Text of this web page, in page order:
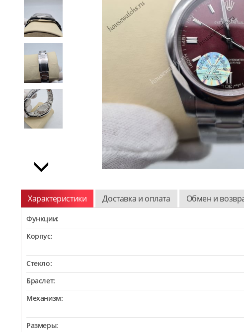
Характеристики Доставка и оплата Обмен и
Функции:
Корпус:
Стекло:
Браслет:
Механизм:
Размеры: